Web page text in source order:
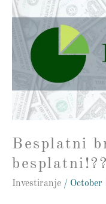
Besplatni
besplatni!??
Investiranje / October
brokeri
besplatni!??